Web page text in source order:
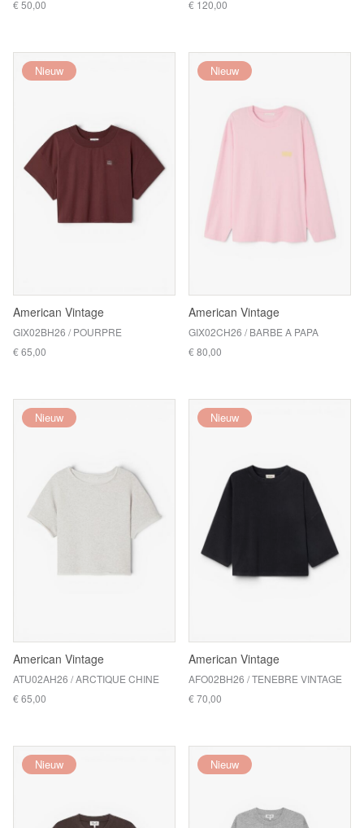
€ 50,00
€ 120,00
Nieuw
American Vintage
GIX02BH26 / POURPRE
€ 65,00
Nieuw
American Vintage
GIX02CH26 / BARBE A PAPA
€ 80,00
Nieuw
American Vintage
ATU02AH26 / ARCTIQUE CHINE
€ 65,00
Nieuw
American Vintage
AFO02BH26 / TENEBRE VINTAGE
€ 70,00
Nieuw Nieuw